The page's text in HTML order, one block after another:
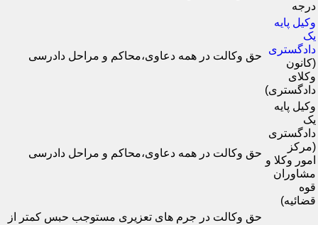
درجه
وکیل پایه
یک
دادگستری
(کانون
وکلای
دادگستری)
حق وکالت در همه دعاوی،محاکم و مراحل دادرسی
وکیل پایه
یک
دادگستری
(مرکز
امور وکلا و
مشاوران
قوه
قضائیه)
حق وکالت در همه دعاوی،محاکم و مراحل دادرسی
حق وکالت در جرم های تعزیری مستوجب حبس کمتر از